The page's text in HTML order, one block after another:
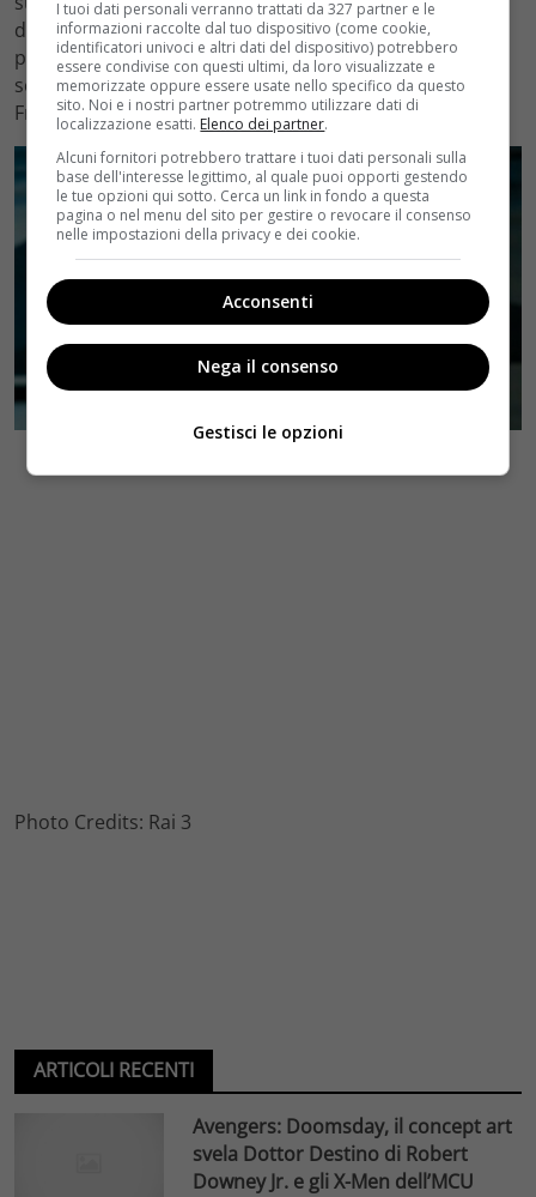
dichiarano senza tener conto che la loro storia
potrebbe non nascere sotto una buona stella. Serena
scrive una lettera a Claudio e compirà la sua scelta…
Franco cercherà di limare le tensioni con Renato.
Photo Credits: Rai 3
ARTICOLI RECENTI
Avengers: Doomsday, il concept art
svela Dottor Destino di Robert
Downey Jr. e gli X-Men dell’MCU
I tuoi dati personali verranno trattati da 327 partner e le
informazioni raccolte dal tuo dispositivo (come cookie,
identificatori univoci e altri dati del dispositivo) potrebbero
essere condivise con questi ultimi, da loro visualizzate e
memorizzate oppure essere usate nello specifico da questo
sito. Noi e i nostri partner potremmo utilizzare dati di
localizzazione esatti. Elenco dei partner.
Alcuni fornitori potrebbero trattare i tuoi dati personali sulla
base dell'interesse legittimo, al quale puoi opporti gestendo
le tue opzioni qui sotto. Cerca un link in fondo a questa
pagina o nel menu del sito per gestire o revocare il consenso
nelle impostazioni della privacy e dei cookie.
Acconsenti
Nega il consenso
Gestisci le opzioni